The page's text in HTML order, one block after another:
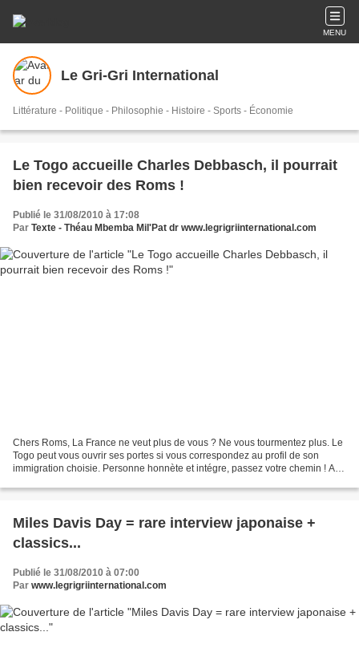
MENU
Le Gri-Gri International
Littérature - Politique - Philosophie - Histoire - Sports - Économie
Le Togo accueille Charles Debbasch, il pourrait
bien recevoir des Roms !
Publié le 31/08/2010 à 17:08
Par Texte - Théau Mbemba Mil'Pat dr www.legrigriinternational.com
Chers Roms, La France ne veut plus de vous ? Ne vous tourmentez plus. Le
Togo peut vous ouvrir ses portes si vous correspondez au profil de son
immigration choisie. Personne honnète et intégre, passez votre chemin ! Aux
Miles Davis Day = rare interview japonaise +
classics...
Publié le 31/08/2010 à 07:00
Par www.legrigriinternational.com